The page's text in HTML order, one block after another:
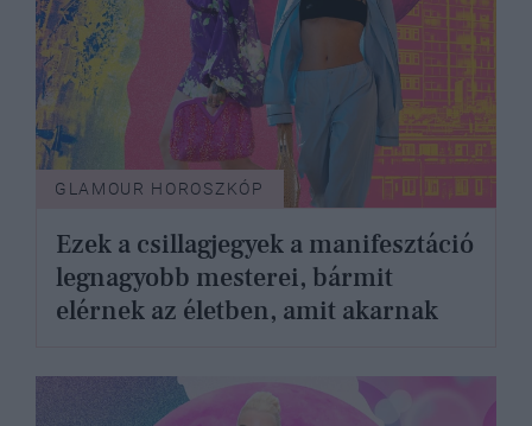
GLAMOUR HOROSZKÓP
Ezek a csillagjegyek a manifesztáció
legnagyobb mesterei, bármit
elérnek az életben, amit akarnak